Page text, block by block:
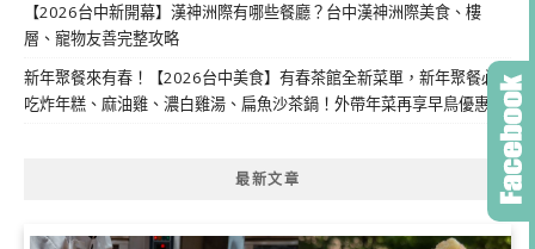
【2026台中新開幕】漢神洲際有哪些餐廳？台中漢神洲際美食、樓
層、寵物友善完整攻略
新年聚餐來有春！【2026台中美食】有春茶館全新菜單，新年聚餐必
吃炸年糕、麻油雞、濃白雞湯、扁魚沙茶鍋！外帶年菜再享早鳥優惠
最新文章